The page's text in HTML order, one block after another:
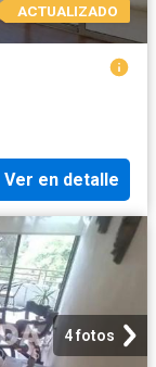
ACTUALIZADO
Ver en detalle
4 fotos